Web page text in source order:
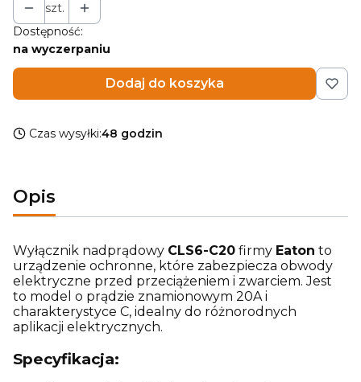
szt.
Dostępność:
na wyczerpaniu
Dodaj do koszyka
Czas wysyłki:48 godzin
Opis
Wyłącznik nadprądowy CLS6-C20 firmy Eaton to
urządzenie ochronne, które zabezpiecza obwody
elektryczne przed przeciążeniem i zwarciem. Jest
to model o prądzie znamionowym 20A i
charakterystyce C, idealny do różnorodnych
aplikacji elektrycznych.
Specyfikacja: